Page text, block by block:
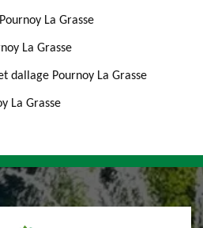
La Grasse
La Grasse
dallage Pournoy La Grasse
La Grasse